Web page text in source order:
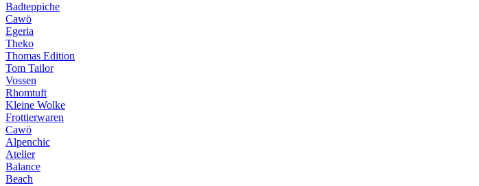
Badteppiche
Cawö
Egeria
Theko
Thomas Edition
Tom Tailor
Vossen
Rhomtuft
Kleine Wolke
Frottierwaren
Cawö
Alpenchic
Atelier
Balance
Beach